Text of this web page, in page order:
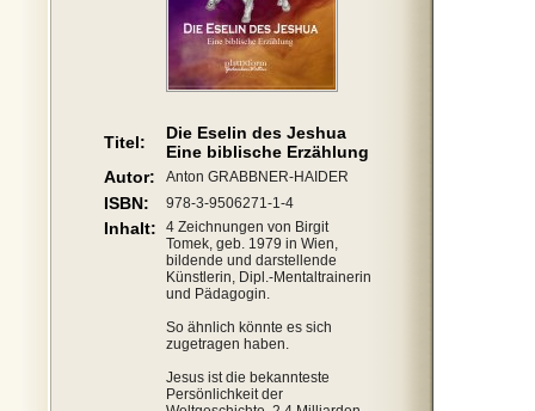
Titel:
Die Eselin des Jeshua
Eine biblische Erzählung
Autor:
Anton GRABBNER-HAIDER
ISBN: 978-3-9506271-1-4
Inhalt:
4 Zeichnungen von Birgit
Tomek, geb. 1979 in Wien,
bildende und darstellende
Künstlerin, Dipl.-Mentaltrainerin
und Pädagogin.
So ähnlich könnte es sich
zugetragen haben.
Jesus ist die bekannteste
Persönlichkeit der